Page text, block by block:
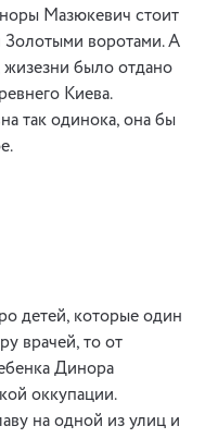
Мазюкевич стоит
Золотыми воротами. А
жизезни было отдано
Киева.
так одинока, она бы
детей, которые один
врачей, то от
Динора
оккупации.
на одной из улиц и